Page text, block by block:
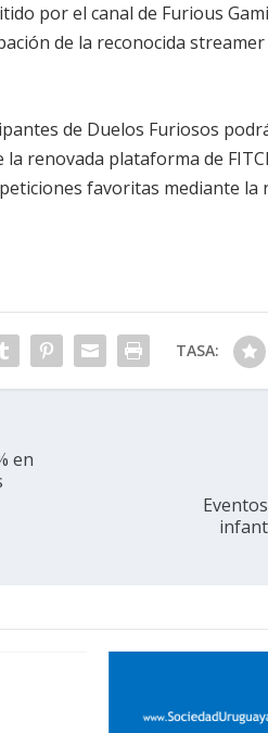
por el canal de Furious
de la reconocida
de Duelos Furiosos
renovada plataforma de
favoritas mediante la
TASA:
en